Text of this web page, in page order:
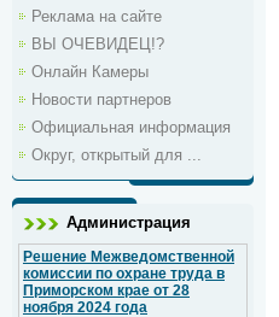
Реклама на сайте
ВЫ ОЧЕВИДЕЦ!?
Онлайн Камеры
Новости партнеров
Официальная информация
Округ, открытый для ...
Администрация
Решение Межведомственной
комиссии по охране труда в
Приморском крае от 28
ноября 2024 года